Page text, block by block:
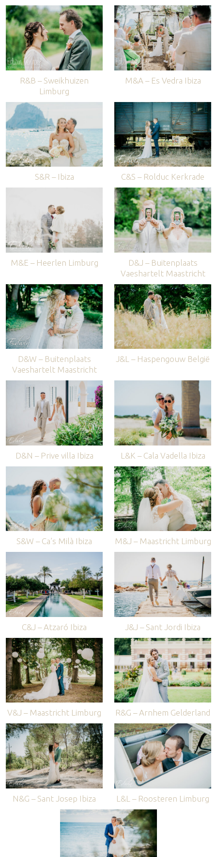
R&B – Sweikhuizen
Limburg
M&A – Es Vedra Ibiza
S&R – Ibiza C&S – Rolduc Kerkrade
M&E – Heerlen Limburg
D&J – Buitenplaats
Vaeshartelt Maastricht
D&W – Buitenplaats
Vaeshartelt Maastricht
J&L – Haspengouw België
D&N – Prive villa Ibiza L&K – Cala Vadella Ibiza
S&W – Ca’s Milà Ibiza M&J – Maastricht Limburg
C&J – Atzaró Ibiza J&J – Sant Jordi Ibiza
V&J – Maastricht Limburg R&G – Arnhem Gelderland
N&G – Sant Josep Ibiza L&L – Roosteren Limburg